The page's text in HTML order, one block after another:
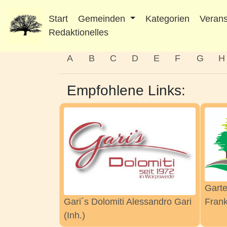
Start Gemeinden Kategorien
Redaktionelles
A B C D E F G H
Empfohlene Links:
Gari´s Dolomiti Alessandro Gari
(Inh.)